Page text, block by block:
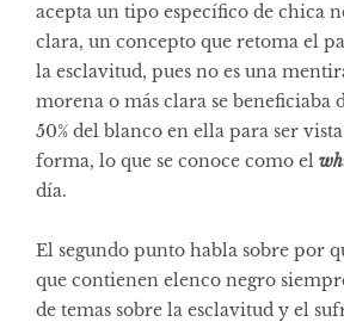
acepta un tipo específico de chica
clara, un concepto que retoma el
la esclavitud, pues no es una
morena o más clara se beneficiaba
50% del blanco en ella para ser
forma, lo que se conoce como el
día.
El segundo punto habla sobre por
que contienen elenco negro
de temas sobre la esclavitud y el